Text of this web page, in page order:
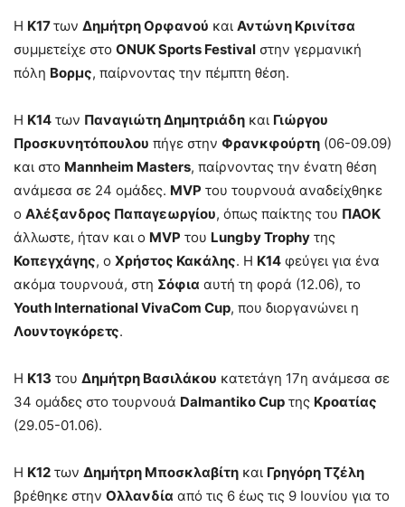
Η Κ17των Δημήτρη Ορφανού και Αντώνη Κρινίτσα
συμμετείχε στο ΟΝUK Sports Festival στην γερμανική
πόλη Βορμς, παίρνοντας την πέμπτη θέση.
H Κ14 των Παναγιώτη Δημητριάδη και Γιώργου
Προσκυνητόπουλου πήγε στην Φρανκφούρτη (06-09.09)
και στο Mannheim Masters, παίρνοντας την ένατη θέση
ανάμεσα σε 24 ομάδες. MVP του τουρνουά αναδείχθηκε
ο Αλέξανδρος Παπαγεωργίου, όπως παίκτης του ΠΑΟΚ
άλλωστε, ήταν και ο MVP του Lungby Trophy της
Κοπεγχάγης, ο Χρήστος Κακάλης. Η Κ14 φεύγει για ένα
ακόμα τουρνουά, στη Σόφια αυτή τη φορά (12.06), το
Youth International VivaCom Cup, που διοργανώνει η
Λουντογκόρετς.
H K13 του Δημήτρη Βασιλάκου κατετάγη 17η ανάμεσα σε
34 ομάδες στο τουρνουά Dalmantiko Cup της Κροατίας
(29.05-01.06).
Η Κ12 των Δημήτρη Μποσκλαβίτη και Γρηγόρη Τζέλη
βρέθηκε στην Ολλανδία από τις 6 έως τις 9 Ιουνίου για το